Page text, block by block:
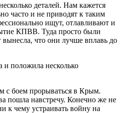
деталей. Нам кажется
часто и не приводят к таким
ищут, отлавливают и
КПВВ. Туда просто были
что они лучше вплавь до
и положила несколько
с боем прорываться в Крым.
пошла навстречу. Конечно же не
к чему устраивать войну на